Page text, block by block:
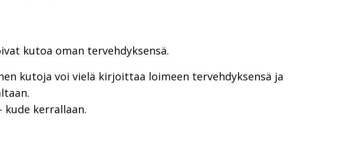
kutoa oman tervehdyksensä.
kutoja voi vielä kirjoittaa loimeen tervehdyksensä ja
kude kerrallaan.